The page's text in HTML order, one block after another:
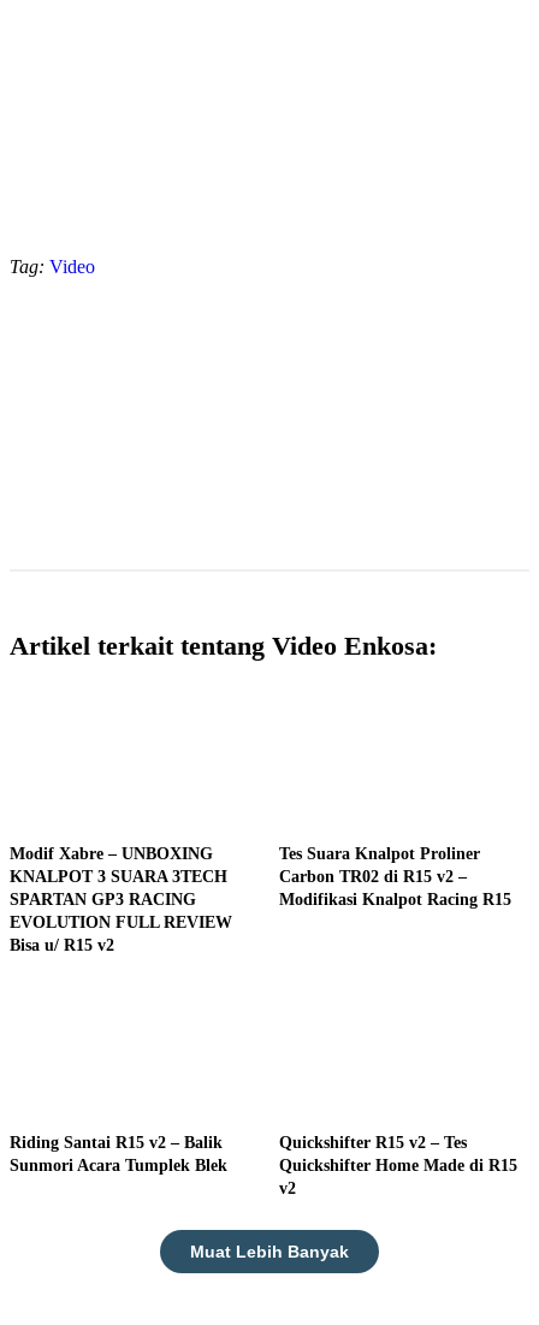
Tag: Video
Artikel terkait tentang Video Enkosa:
Modif Xabre – UNBOXING
KNALPOT 3 SUARA 3TECH
SPARTAN GP3 RACING
EVOLUTION FULL REVIEW
Bisa u/ R15 v2
Tes Suara Knalpot Proliner
Carbon TR02 di R15 v2 –
Modifikasi Knalpot Racing R15
Riding Santai R15 v2 – Balik
Sunmori Acara Tumplek Blek
Quickshifter R15 v2 – Tes
Quickshifter Home Made di R15
v2
Muat Lebih Banyak